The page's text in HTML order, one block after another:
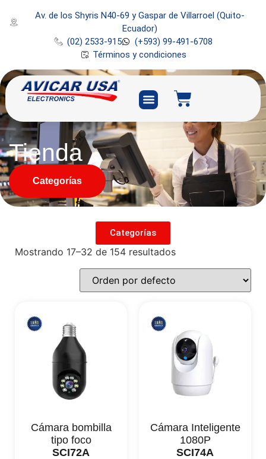
Av. de los Shyris N40-69 y Gaspar de Villarroel (Quito-
Ecuador)
(02) 2533-915
(+593) 99-491-6708
Términos y condiciones
Tienda
Categorías
Categorías
Mostrando 17–32 de 154 resultados
Cámara bombilla
tipo foco
SCI72A
Cámara Inteligente
1080P
SCI74A